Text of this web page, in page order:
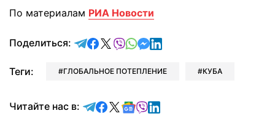
По материалам РИА Новости
Поделиться: отправить в Telegram
поделиться в Facebook
поделиться в X
отправить в Viber
отправить в Whatsapp
отправить в Messenger
отправить в LinkedIn
Теги: ГЛОБАЛЬНОЕ ПОТЕПЛЕНИЕ КУБА
Читайте нас в: Читайте в Telegram
Читайте в Facebook
Читайте в X
Читайте в Google news
Читайте в Viber
Читайте в LinkedIn